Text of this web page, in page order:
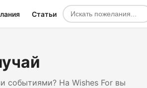
Статьи
событиями? На Wishes For вы